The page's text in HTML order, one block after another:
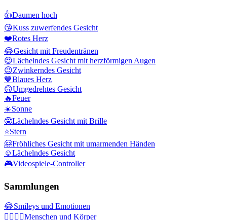
👍Daumen hoch
😘Kuss zuwerfendes Gesicht
❤️Rotes Herz
😂Gesicht mit Freudentränen
😍Lächelndes Gesicht mit herzförmigen Augen
😉Zwinkerndes Gesicht
💙Blaues Herz
🙃Umgedrehtes Gesicht
🔥Feuer
☀️Sonne
🤓Lächelndes Gesicht mit Brille
⭐Stern
🤗Fröhliches Gesicht mit umarmenden Händen
☺️Lächelndes Gesicht
🎮Videospiele-Controller
Sammlungen
😂Smileys und Emotionen
👩‍❤️‍💋‍👨Menschen und Körper